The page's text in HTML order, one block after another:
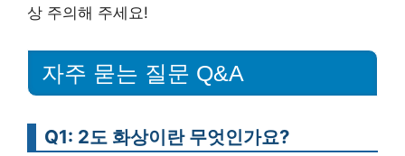
상 주의해 주세요!
자주 묻는 질문 Q&A
Q1: 2도 화상이란 무엇인가요?